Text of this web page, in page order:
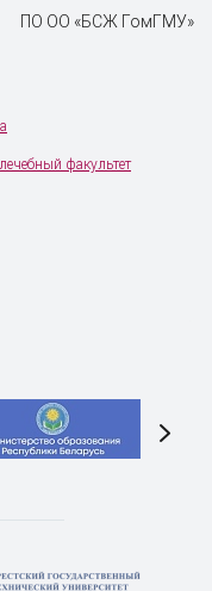
ПО ОО «БСЖ ГомГМУ»
факультет